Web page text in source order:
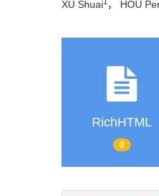
XU Shuai ， HOU
RichHTML
0